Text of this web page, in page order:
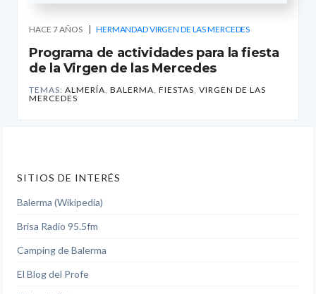
HACE 7 AÑOS HERMANDAD VIRGEN DE LAS MERCEDES
Programa de actividades para la fiesta
de la Virgen de las Mercedes
TEMAS: ALMERÍA, BALERMA, FIESTAS, VIRGEN DE LAS
MERCEDES
SITIOS DE INTERÉS
Balerma (Wikipedia)
Brisa Radio 95.5fm
Camping de Balerma
El Blog del Profe